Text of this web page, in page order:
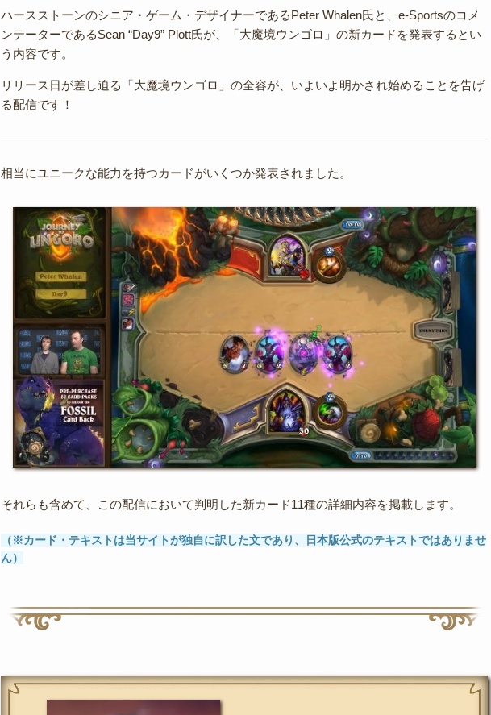
ハースストーンのシニア・ゲーム・デザイナーであるPeter Whalen氏と、e-Sportsのコメ
ンテーターであるSean “Day9” Plott氏が、「大魔境ウンゴロ」の新カードを発表するとい
う内容です。
リリース日が差し迫る「大魔境ウンゴロ」の全容が、いよいよ明かされ始めることを告げ
る配信です！
相当にユニークな能力を持つカードがいくつか発表されました。
それらも含めて、この配信において判明した新カード11種の詳細内容を掲載します。
（※カード・テキストは当サイトが独自に訳した文であり、日本版公式のテキストではありませ
ん）